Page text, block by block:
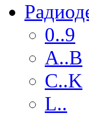
0..9
A..B
C..K
L..